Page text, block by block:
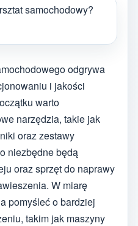
odgrywa
i jakości
warto
narzędzia, takie jak
oraz zestawy
niezbędne będą
oraz sprzęt do naprawy
W miarę
pomyśleć o bardziej
takim jak maszyny